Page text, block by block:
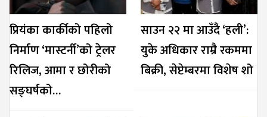
प्रियंका कार्कीको पहिलो
निर्माण ‘मास्टर्नी’को ट्रेलर
रिलिज, आमा र छोरीको
सङ्घर्षको…
साउन २२ मा आउँदै ‘हली’:
युके अधिकार राम्रै रकममा
बिक्री, सेप्टेम्बरमा विशेष शो